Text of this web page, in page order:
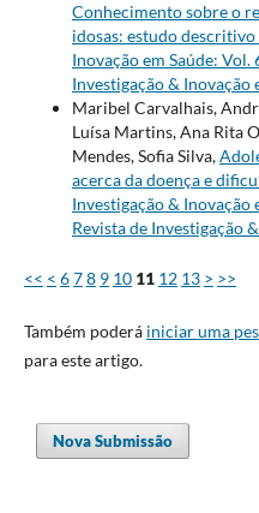
Conhecimento sobre o
idosas: estudo descritivo
Inovação em Saúde: Vol.
Investigação & Inovação
Maribel Carvalhais,
Luísa Martins, Ana Rita
Mendes, Sofia Silva,
acerca da doença e
Investigação & Inovação
Revista de Investigação
<< < 678 9 10 11 12 13 > >>
Também poderá iniciar uma
para este artigo.
Nova Submissão